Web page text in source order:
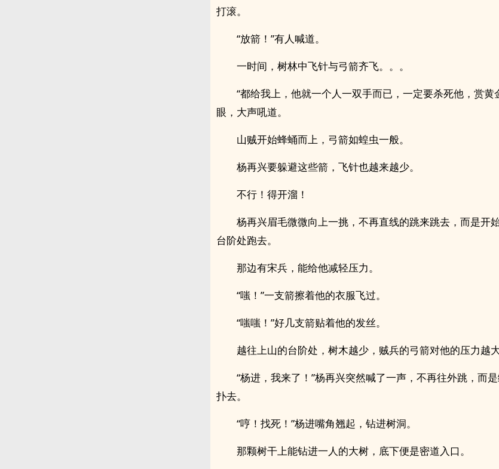
打滚。
“放箭！”有人喊道。
一时间，树林中飞针与弓箭齐飞。。。
“都给我上，他就一个人一双手而已，一定要杀死他，赏黄
眼，大声吼道。
山贼开始蜂蛹而上，弓箭如蝗虫一般。
杨再兴要躲避这些箭，飞针也越来越少。
不行！得开溜！
杨再兴眉毛微微向上一挑，不再直线的跳来跳去，而是开
台阶处跑去。
那边有宋兵，能给他减轻压力。
“嗤！”一支箭擦着他的衣服飞过。
“嗤嗤！”好几支箭贴着他的发丝。
越往上山的台阶处，树木越少，贼兵的弓箭对他的压力越大
“杨进，我来了！”杨再兴突然喊了一声，不再往外跳，而
扑去。
“哼！找死！”杨进嘴角翘起，钻进树洞。
那颗树干上能钻进一人的大树，底下便是密道入口。